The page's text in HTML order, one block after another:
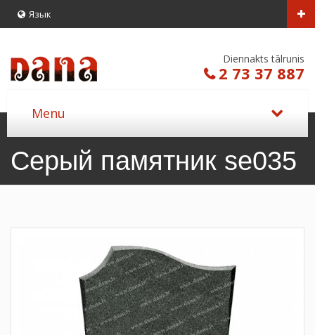
Язык
Diennakts tālrunis
2 73 37 887
Серый памятник se035